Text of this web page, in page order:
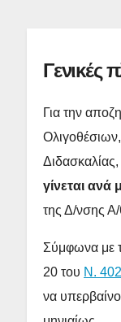
Γενικές
Για την
Διδασκαλίας,
γίνεται ανά
της Δ/νσης
Σύμφωνα με
20 του Ν.
να